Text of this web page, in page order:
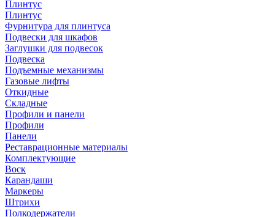
Плинтус
Плинтус
Фурнитура для плинтуса
Подвески для шкафов
Заглушки для подвесок
Подвеска
Подъемные механизмы
Газовые лифты
Откидные
Складные
Профили и панели
Профили
Панели
Реставрационные материалы
Комплектующие
Воск
Карандаши
Маркеры
Штрихи
Полкодержатели